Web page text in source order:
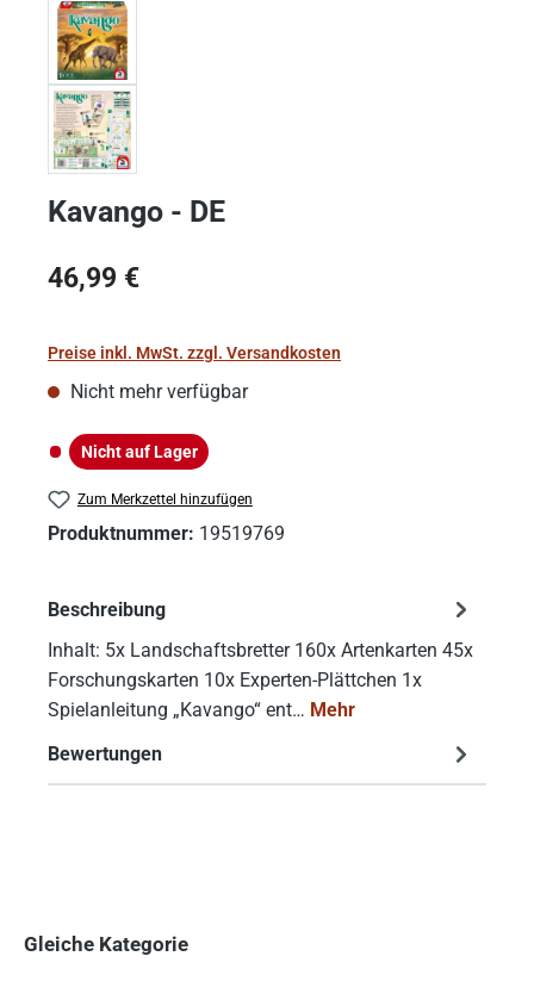
Kavango - DE
Regulärer Preis:
46,99 €
Preise inkl. MwSt. zzgl. Versandkosten
Nicht mehr verfügbar
Nicht auf Lager
Nicht auf Lager
Zum Merkzettel hinzufügen
Produktnummer: 19519769
Beschreibung
Inhalt: 5x Landschaftsbretter 160x Artenkarten 45x
Forschungskarten 10x Experten-Plättchen 1x
Spielanleitung „Kavango“ ent… Mehr
Bewertungen
Gleiche Kategorie